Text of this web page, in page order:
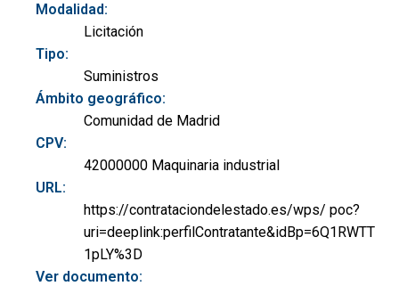
Modalidad:
Licitación
Tipo:
Suministros
Ámbito geográfico:
Comunidad de Madrid
CPV:
42000000 Maquinaria industrial
URL:
https://contrataciondelestado.es/wps/ poc?
uri=deeplink:perfilContratante&idBp=6Q1RWTT
1pLY%3D
Ver documento: